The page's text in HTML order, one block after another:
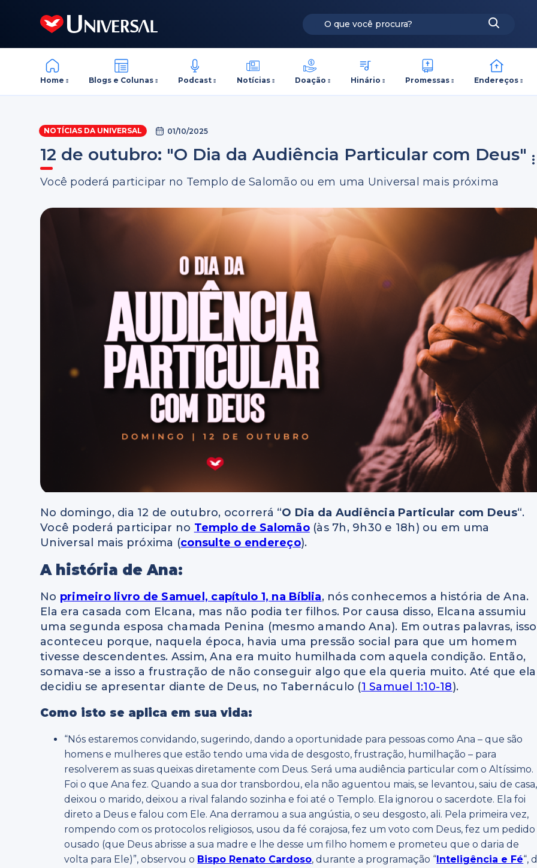
Home Blogs e Colunas Podcast Notícias Doação Hinário Promessas Endereços
NOTÍCIAS DA UNIVERSAL 01/10/2025
12 de outubro: "O Dia da Audiência Particular com Deus"
Você poderá participar no Templo de Salomão ou em uma Universal mais próxima
No domingo, dia 12 de outubro, ocorrerá “O Dia da Audiência Particular com Deus“.
Você poderá participar no Templo de Salomão(às 7h, 9h30 e 18h) ou em uma
Universal mais próxima (consulte o endereço).
A história de Ana:
No primeiro livro de Samuel, capítulo 1, na Bíblia, nós conhecemos a história de Ana.
Ela era casada com Elcana, mas não podia ter filhos. Por causa disso, Elcana assumiu
uma segunda esposa chamada Penina (mesmo amando Ana). Em outras palavras, isso
aconteceu porque, naquela época, havia uma pressão social para que um homem
tivesse descendentes. Assim, Ana era muito humilhada com aquela condição. Então,
somava-se a isso a frustração de não conseguir algo que ela queria muito. Até que ela
decidiu se apresentar diante de Deus, no Tabernáculo (1 Samuel 1:10-18).
Como isto se aplica em sua vida:
“Nós estaremos convidando, sugerindo, dando a oportunidade para pessoas como Ana – que são
homens e mulheres que estão tendo uma vida de desgosto, frustração, humilhação – para
resolverem as suas queixas diretamente com Deus. Será uma audiência particular com o Altíssimo.
Foi o que Ana fez. Quando a sua dor transbordou, ela não aguentou mais, se levantou, saiu de casa,
deixou o marido, deixou a rival falando sozinha e foi até o Templo. Ela ignorou o sacerdote. Ela foi
direto a Deus e falou com Ele. Ana derramou a sua angústia, o seu desgosto, ali. Pela primeira vez,
rompendo com os protocolos religiosos, usou da fé corajosa, fez um voto com Deus, fez um pedido
ousado (que Deus abrisse a sua madre e lhe desse um filho homem e prometeu que o daria de
volta para Ele)”, observou o Bispo Renato Cardoso, durante a programação “ Inteligência e Fé“,